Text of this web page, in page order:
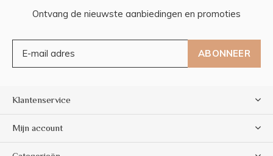
Ontvang de nieuwste aanbiedingen en promoties
ABONNEER
Klantenservice
Mijn account